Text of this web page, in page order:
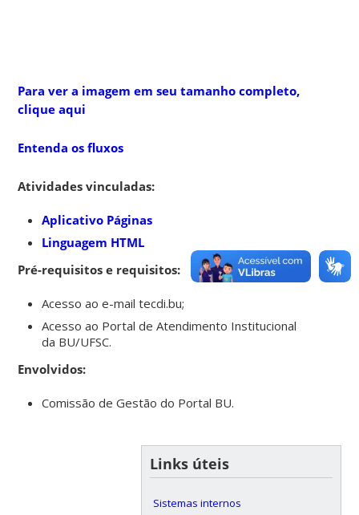
Para ver a imagem em seu tamanho completo,
clique aqui
Entenda os fluxos
Atividades vinculadas:
Aplicativo Páginas
Linguagem HTML
Pré-requisitos e requisitos:
Acesso ao e-mail tecdi.bu;
Acesso ao Portal de Atendimento Institucional
da BU/UFSC.
Envolvidos:
Comissão de Gestão do Portal BU.
Links úteis
Sistemas internos